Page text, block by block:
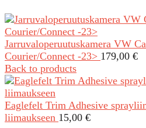
Jarruvaloperuutuskamera VW
Courier/Connect -23> 179,00 €
Back to products
Eaglefelt Trim Adhesive
liimaukseen 15,00 €